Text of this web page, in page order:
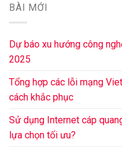
BÀI MỚI
Dự báo xu hướng công
2025
Tổng hợp các lỗi mạng
cách khắc phục
Sử dụng Internet cáp
lựa chọn tối ưu?